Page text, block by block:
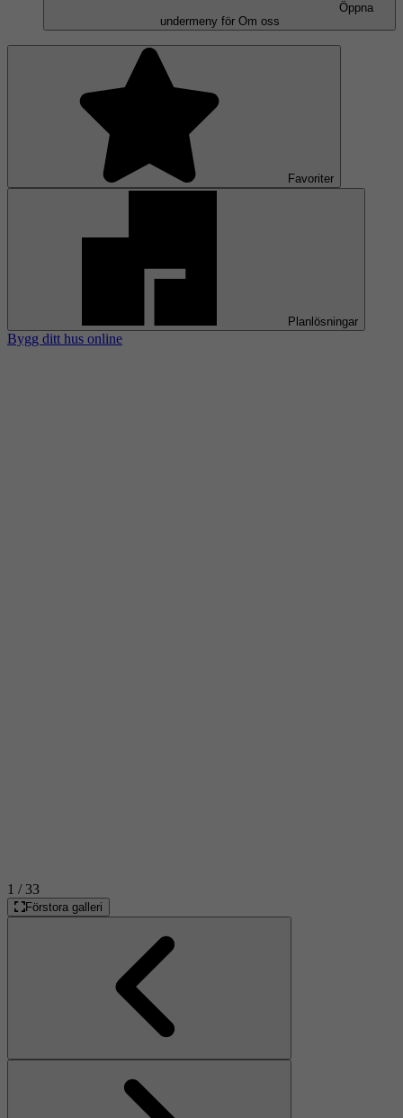
Öppna
undermeny för Om oss
Favoriter
Planlösningar
Bygg ditt hus online
1 / 33
Förstora galleri
Föregående